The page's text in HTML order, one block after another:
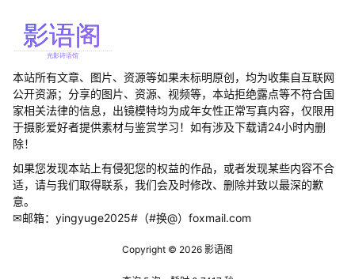
本站所有文章、图片、资源等如果未标明原创，均为收集自互联网
公开资源；分享的图片、资源、视频等，本站拒绝露点等不符合国
家相关法律的信息，出镜模特均为成年女性正常写真内容，仅限用
于摄影爱好者提供素材与鉴赏学习！如有涉及下载请24小时内删
除！
如果您发现本站上有侵犯您的权益的作品，或者发现某些内容不合
适，请与我们取得联系，我们会及时修改、删除并致以最深的歉
意。
✉邮箱：yingyuge2025#（#换@）foxmail.com
Copyright © 2026 影语阁